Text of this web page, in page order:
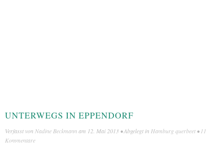
UNTERWEGS IN EPPENDORF
Verfasst von Nadine Beckmann am 12. Mai 2013 • Abgelegt in Hamburg querbeet • 11
Kommentare